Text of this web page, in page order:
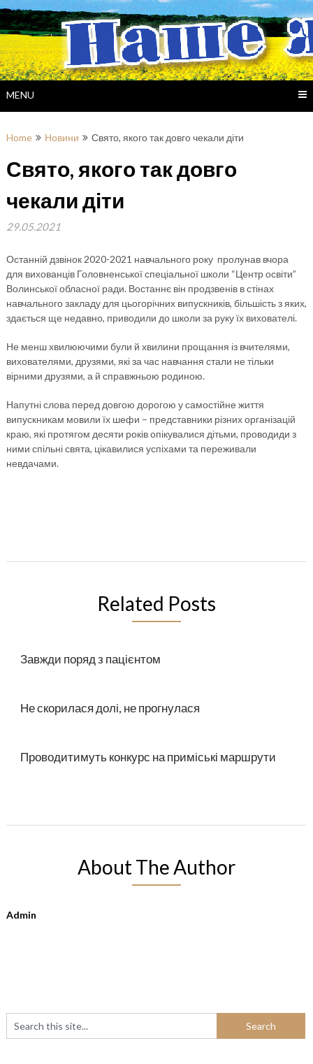
Skip
to
content
MENU
Home Новини Свято, якого так довго чекали діти
Свято, якого так довго
чекали діти
29.05.2021
Останній дзвінок 2020-2021 навчального року пролунав вчора
для вихованців Головненської спеціальної школи “Центр освіти”
Волинської обласної ради. Востаннє він продзвенів в стінах
навчального закладу для цьогорічних випускників, більшість з яких,
здається ще недавно, приводили до школи за руку їх вихователі.
Не менш хвилюючими були й хвилини прощання із вчителями,
вихователями, друзями, які за час навчання стали не тільки
вірними друзями, а й справжньою родиною.
Напутні слова перед довгою дорогою у самостійне життя
випускникам мовили їх шефи – представники різних організацій
краю, які протягом десяти років опікувалися дітьми, проводиди з
ними спільні свята, цікавилися успіхами та переживали
невдачами.
Related Posts
Завжди поряд з пацієнтом
Не скорилася долі, не прогнулася
Проводитимуть конкурс на приміські маршрути
About The Author
Admin